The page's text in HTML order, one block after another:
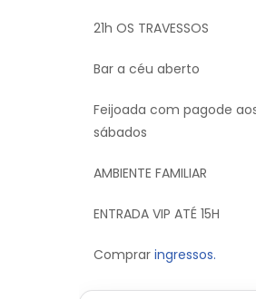
21h OS TRAVESSOS
Bar a céu aberto
Feijoada com pagode
sábados
AMBIENTE FAMILIAR
ENTRADA VIP ATÉ 15H
Comprar ingressos.